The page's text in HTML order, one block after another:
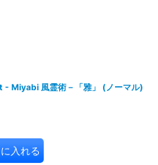
Miyabi 風霊術－「雅」 (ノーマル)
入れる